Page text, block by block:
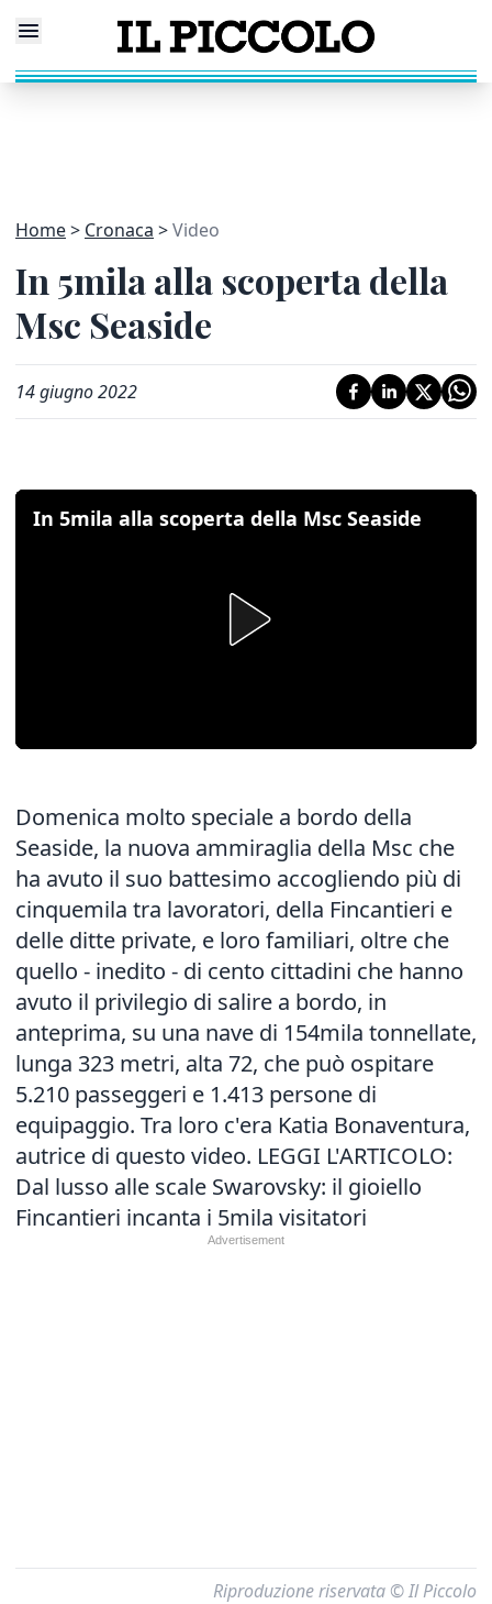
Home Cronaca Video
In 5mila alla scoperta della
Msc Seaside
14 giugno 2022
In 5mila alla scoperta della Msc Seaside
Domenica molto speciale a bordo della
Seaside, la nuova ammiraglia della Msc che
ha avuto il suo battesimo accogliendo più di
cinquemila tra lavoratori, della Fincantieri e
delle ditte private, e loro familiari, oltre che
quello - inedito - di cento cittadini che hanno
avuto il privilegio di salire a bordo, in
anteprima, su una nave di 154mila tonnellate,
lunga 323 metri, alta 72, che può ospitare
5.210 passeggeri e 1.413 persone di
equipaggio. Tra loro c'era Katia Bonaventura,
autrice di questo video. LEGGI L'ARTICOLO:
Dal lusso alle scale Swarovsky: il gioiello
Fincantieri incanta i 5mila visitatori
Riproduzione riservata © Il Piccolo